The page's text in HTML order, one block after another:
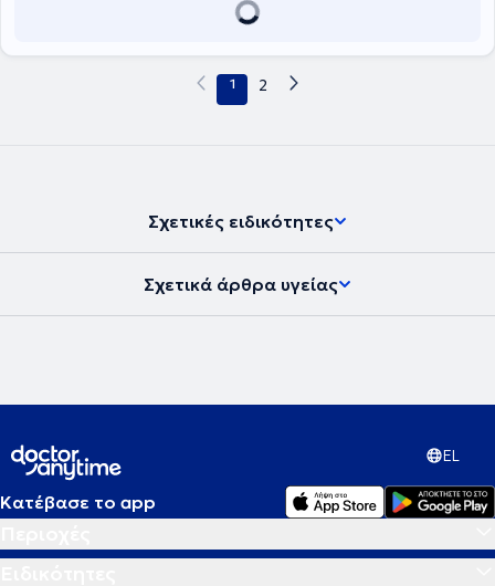
1 2
Σχετικές ειδικότητες
Σχετικά άρθρα υγείας
EL
Κατέβασε το app